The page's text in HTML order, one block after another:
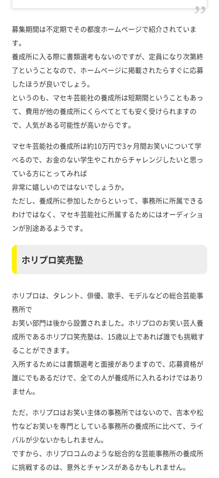
募集期間は不定期でその都度ホームページで紹介されていま
す。
養成所に入る際に書類選考もないのですが、定員になり次第終
了ということなので、ホームページに掲載されたらすぐに応募
したほうが良いでしょう。
というのも、マセキ芸能社の養成所は短期間ということもあっ
て、費用が他の養成所にくらべてとても安く受けられますの
で、人気がある可能性が高いからです。
マセキ芸能社の養成所は約10万円で3ヶ月間お笑いについて学
べるので、お金のない学生やこれからチャレンジしたいと思っ
ている方にとってみれば
非常に嬉しいのではないでしょうか。
ただし、養成所に参加したからといって、事務所に所属できる
わけではなく、マセキ芸能社に所属するためにはオーディショ
ンが別途あるようです。
ホリプロ笑売塾
ホリプロは、タレント、俳優、歌手、モデルなどの総合芸能事
務所で
お笑い部門は後から設置されました。ホリプロのお笑い芸人養
成所であるホリプロ笑売塾は、15歳以上であれば誰でも挑戦す
ることができます。
入所するためには書類選考と面接がありますので、応募資格が
誰にでもあるだけで、全ての人が養成所に入れるわけではあり
ません。
ただ、ホリプロはお笑い主体の事務所ではないので、吉本や松
竹などお笑いを専門としている事務所の養成所に比べて、ライ
バルが少ないかもしれません。
ですから、ホリプロコムのような総合的な芸能事務所の養成所
に挑戦するのは、意外とチャンスがあるかもしれません。